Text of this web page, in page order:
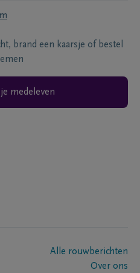
brand een kaarsje of bestel
medeleven
Alle rouwberichten
Over ons